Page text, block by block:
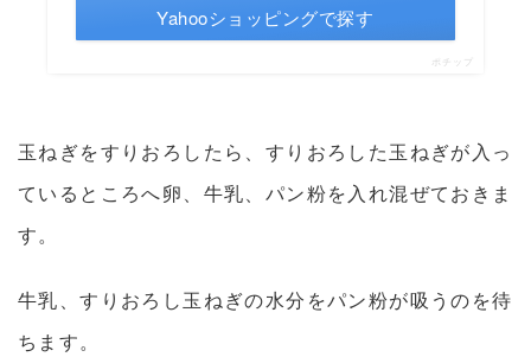
Yahooショッピングで探す
ポチップ
玉ねぎをすりおろしたら、すりおろした玉ねぎが入っ
ているところへ卵、牛乳、パン粉を入れ混ぜておきま
す。
牛乳、すりおろし玉ねぎの水分をパン粉が吸うのを待
ちます。